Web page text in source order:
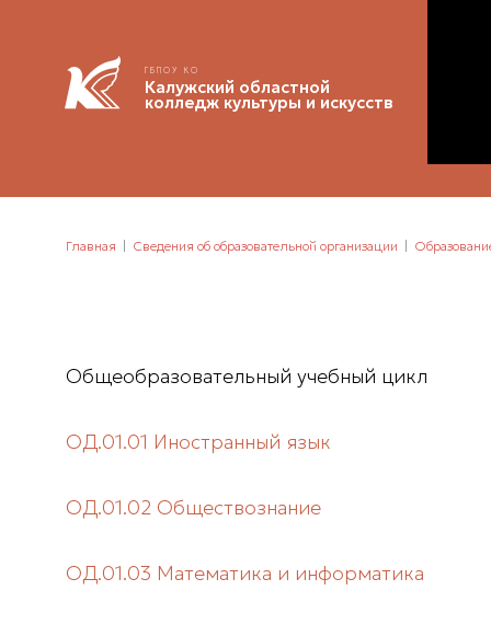
ГБПОУ КО
Калужский областной
колледж культуры и искусств
Главная Сведения об образовательной организации
Общеобразовательный учебный цикл
ОД.01.01 Иностранный язык
ОД.01.02 Обществознание
ОД.01.03 Математика и информатика